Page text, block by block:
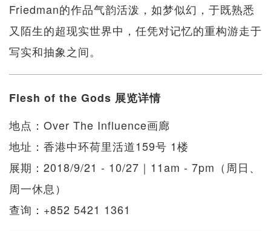
Friedman的作品气韵活泼，如梦似幻，于既熟​​悉
又陌生的超现实世界中，任凭对记忆的重构游走于
写实和抽象之间。
Flesh of the Gods 展览详情
地点：Over The Influence画廊
地址：香港中环荷里活道159号 1楼
展期：2018/9/21 - 10/27｜11am - 7pm（周日、
周一休息）
查询：+852 5421 1361